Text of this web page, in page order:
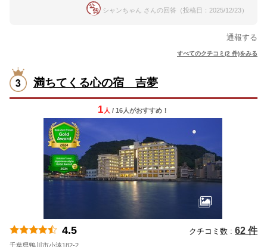
シャンちゃん さんの回答（投稿日：2025/12/23）
通報する
すべてのクチコミ(2 件)をみる
満ちてくる心の宿 吉夢
1 人 / 16人がおすすめ！
4.5 クチコミ数 : 62 件
千葉県鴨川市小湊182-2